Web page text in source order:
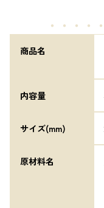
・・・・・
商品名
内容量
サイズ(mm)
原材料名